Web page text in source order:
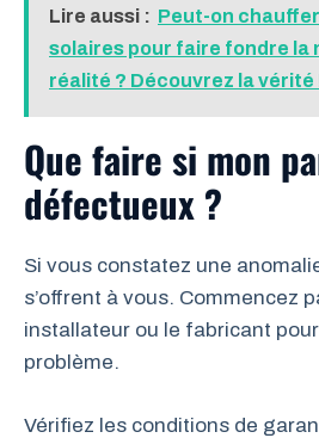
Lire aussi : Peut-on
solaires pour faire fondre la
réalité ? Découvrez la vérité
Que faire si mon
défectueux ?
Si vous constatez une
s’offrent à vous. Commencez
installateur ou le fabricant
problème.
Vérifiez les conditions de